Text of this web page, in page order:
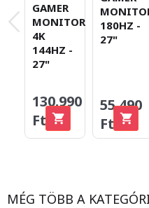
GAMER
MONITOR
4K
144HZ -
27"
130.990
Ft
180HZ -
27"
55.490
Ft
MÉG TÖBB A